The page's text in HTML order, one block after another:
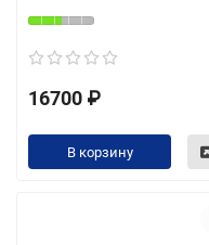
16700 ₽
В корзину